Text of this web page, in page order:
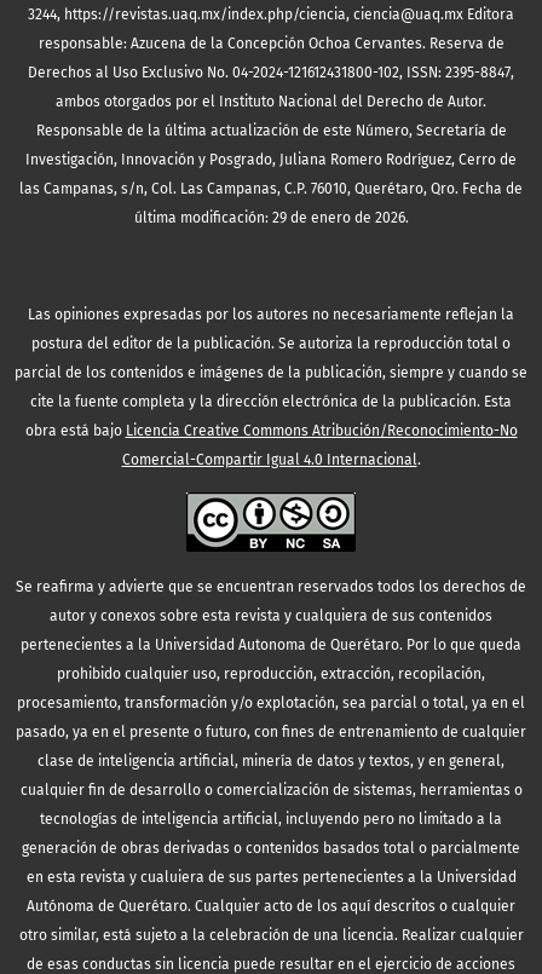
3244, https://revistas.uaq.mx/index.php/ciencia, ciencia@uaq.mx Editora
responsable: Azucena de la Concepción Ochoa Cervantes. Reserva de
Derechos al Uso Exclusivo No. 04-2024-121612431800-102, ISSN: 2395-8847,
ambos otorgados por el Instituto Nacional del Derecho de Autor.
Responsable de la última actualización de este Número, Secretaría de
Investigación, Innovación y Posgrado, Juliana Romero Rodríguez, Cerro de
las Campanas, s/n, Col. Las Campanas, C.P. 76010, Querétaro, Qro. Fecha de
última modificación: 29 de enero de 2026.
Las opiniones expresadas por los autores no necesariamente reflejan la
postura del editor de la publicación. Se autoriza la reproducción total o
parcial de los contenidos e imágenes de la publicación, siempre y cuando se
cite la fuente completa y la dirección electrónica de la publicación. Esta
obra está bajo Licencia Creative Commons Atribución/Reconocimiento-No
Comercial-Compartir Igual 4.0 Internacional.
Se reafirma y advierte que se encuentran reservados todos los derechos de
autor y conexos sobre esta revista y cualquiera de sus contenidos
pertenecientes a la Universidad Autonoma de Querétaro. Por lo que queda
prohibido cualquier uso, reproducción, extracción, recopilación,
procesamiento, transformación y/o explotación, sea parcial o total, ya en el
pasado, ya en el presente o futuro, con fines de entrenamiento de cualquier
clase de inteligencia artificial, minería de datos y textos, y en general,
cualquier fin de desarrollo o comercialización de sistemas, herramientas o
tecnologías de inteligencia artificial, incluyendo pero no limitado a la
generación de obras derivadas o contenidos basados total o parcialmente
en esta revista y cualuiera de sus partes pertenecientes a la Universidad
Autónoma de Querétaro. Cualquier acto de los aquí descritos o cualquier
otro similar, está sujeto a la celebración de una licencia. Realizar cualquier
de esas conductas sin licencia puede resultar en el ejercicio de acciones